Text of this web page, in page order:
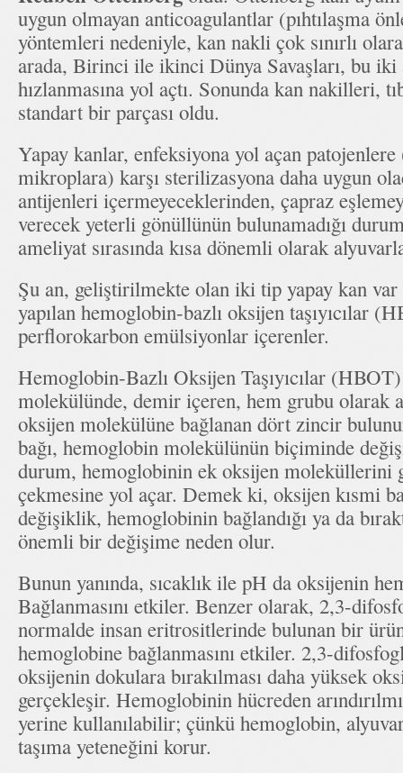
uygun olmayan anticoagulantlar (pıhtılaşma
yöntemleri nedeniyle, kan nakli çok sınırlı
arada, Birinci ile ikinci Dünya Savaşları, bu
hızlanmasına yol açtı. Sonunda kan nakilleri,
standart bir parçası oldu.
Yapay kanlar, enfeksiyona yol açan patojenlere
mikroplara) karşı sterilizasyona daha uygun
antijenleri içermeyeceklerinden, çapraz
verecek yeterli gönüllünün bulunamadığı
ameliyat sırasında kısa dönemli olarak
Şu an, geliştirilmekte olan iki tip yapay kan
yapılan hemoglobin-bazlı oksijen taşıyıcılar
perflorokarbon emülsiyonlar içerenler.
Hemoglobin-Bazlı Oksijen Taşıyıcılar
molekülünde, demir içeren, hem grubu olarak
oksijen molekülüne bağlanan dört zincir
bağı, hemoglobin molekülünün biçiminde
durum, hemoglobinin ek oksijen moleküllerini
çekmesine yol açar. Demek ki, oksijen kısmi
değişiklik, hemoglobinin bağlandığı ya da
önemli bir değişime neden olur.
Bunun yanında, sıcaklık ile pH da oksijenin
Bağlanmasını etkiler. Benzer olarak, 2,3-
normalde insan eritrositlerinde bulunan bir
hemoglobine bağlanmasını etkiler. 2,3-
oksijenin dokulara bırakılması daha yüksek
gerçekleşir. Hemoglobinin hücreden
yerine kullanılabilir; çünkü hemoglobin,
taşıma yeteneğini korur.